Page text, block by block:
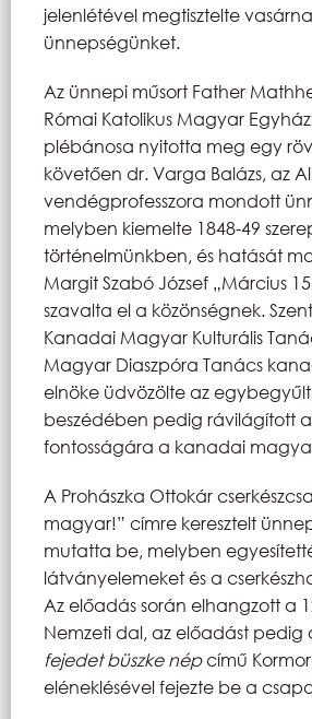
jelenlétével megtisztelte
ünnepségünket.
Az ünnepi műsort Father
Római Katolikus Magyar
plébánosa nyitotta meg egy
követően dr. Varga Balázs, az
vendégprofesszora mondott
melyben kiemelte 1848-49
történelmünkben, és hatását
Margit Szabó József „Március
szavalta el a közönségnek.
Kanadai Magyar Kulturális
Magyar Diaszpóra Tanács
elnöke üdvözölte az
beszédében pedig rávilágított
fontosságára a kanadai
A Prohászka Ottokár
magyar!” címre keresztelt
mutatta be, melyben
látványelemeket és a
Az előadás során elhangzott a
Nemzeti dal, az előadást pedig
fejedet büszke népcímű
eléneklésével fejezte be a